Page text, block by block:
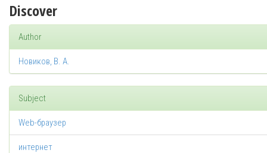
Discover
Author
Новиков, В. А.
Subject
Web-браузер
интернет